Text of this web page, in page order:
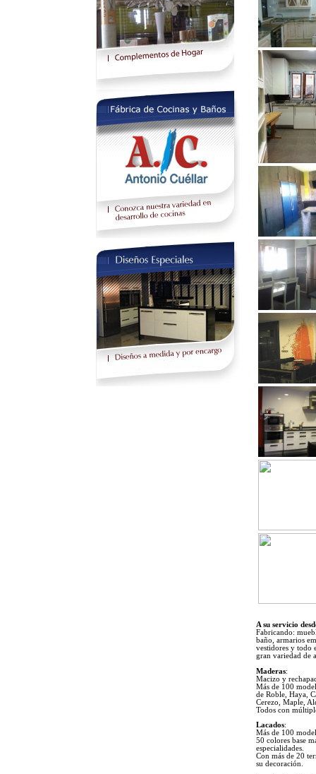
A su servicio
Fabricando:
baño, armarios
vestidores y todo
gran variedad de
Maderas:
Macizo y
Más de 100
de Roble, Haya,
Cerezo, Maple,
Todos con
Lacados:
Más de 100
50 colores base
especialidades.
Con más de 20
su decoración.